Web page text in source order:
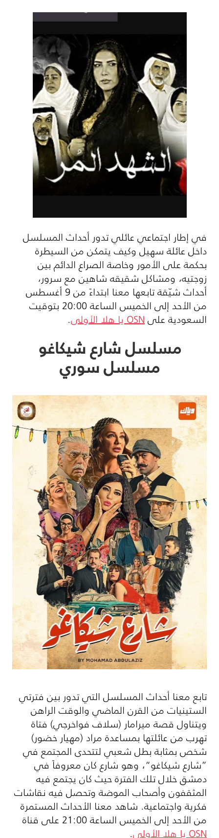
في إطار اجتماعي عائلي تدور أحداث المسلسل
داخل عائلة سهيل وكيف يتمكن من السيطرة
بحكمة على الأمور وخاصة الصراع الدائم بين
زوجتيه، ومشاكل شقيقه شاهين مع سرور،
أحداث شيّقة تابعها معنا ابتداءً من 9 أغسطس
من الأحد إلى الخميس الساعة 20:00 بتوقيت
السعودية علىOSNيا هلا الأولى.
مسلسل شارع شيكاغو
مسلسل سوري
تابع معنا أحداث المسلسل التي تدور بين فترتي
الستينيات من القرن الماضي والوقت الراهن
ويتناول قصة ميرامار (سلاف فواخرجي) فتاة
تهرب من عائلتها بمساعدة مراد (مهيار خضور)
شخص بمثابة بطل شعبي لتتحدى المجتمع في
”شارع شيكاغو“، وهو شارع كان معروفاً في
دمشق خلال تلك الفترة حيث كان يجتمع فيه
المثقفون وأصحاب الموضة وتحصل فيه نقاشات
فكرية واجتماعية. شاهد معنا الأحداث المستمرة
من الأحد إلى الخميس الساعة 21:00 على قناة
OSNيا هلا الأولى.